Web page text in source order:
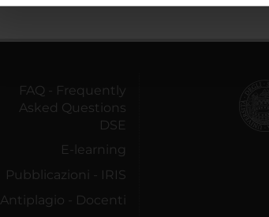
FAQ - Frequently
Asked Questions
DSE
E-learning
Pubblicazioni - IRIS
Antiplagio - Docenti